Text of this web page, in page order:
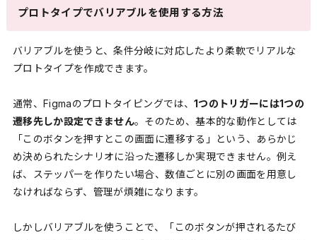
プロトタイプでバリアブルを使用する方法
バリアブルを使うと、条件分岐に対応したより柔軟でリアルな
プロトタイプを作成できます。
通常、Figmaのプロトタイピングでは、 1つのトリガーには1つの
遷移先しか設定できません。そのため、基本的な動作としては
「このボタンを押すとこの画面に遷移する」という、あらかじ
め決められたシナリオに沿った遷移しか実現できません。例え
ば、ステッパーを作りたい場合、数値ごとに別の画面を用意し
なければならず、管理が煩雑になります。
しかしバリアブルを使うことで、「このボタンが押されるたび